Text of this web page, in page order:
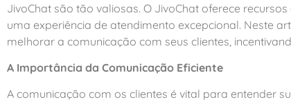
JivoChat são tão valiosas. O JivoChat oferece
uma experiência de atendimento excepcional. Neste
melhorar a comunicação com seus clientes,
A Importância da Comunicação Eficiente
A comunicação com os clientes é vital para entender